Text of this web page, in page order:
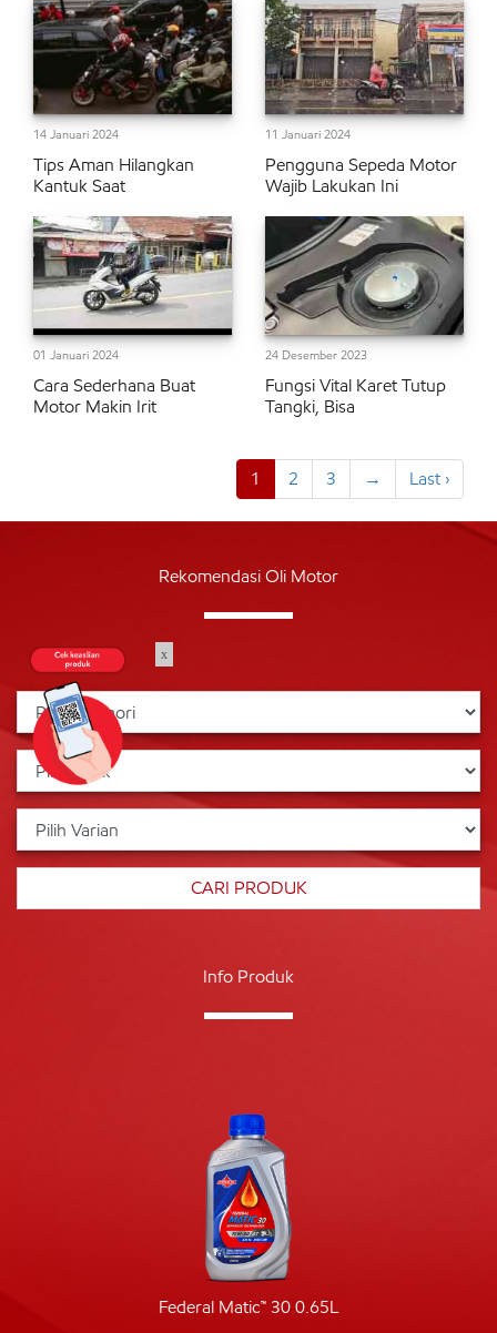
14 Januari 2024
Tips Aman Hilangkan
Kantuk Saat
11 Januari 2024
Pengguna Sepeda Motor
Wajib Lakukan Ini
01 Januari 2024
Cara Sederhana Buat
Motor Makin Irit
24 Desember 2023
Fungsi Vital Karet Tutup
Tangki, Bisa
1 2 3 → Last ›
Rekomendasi Oli Motor
Info Produk
Federal Matic™ 30 0.65L
x